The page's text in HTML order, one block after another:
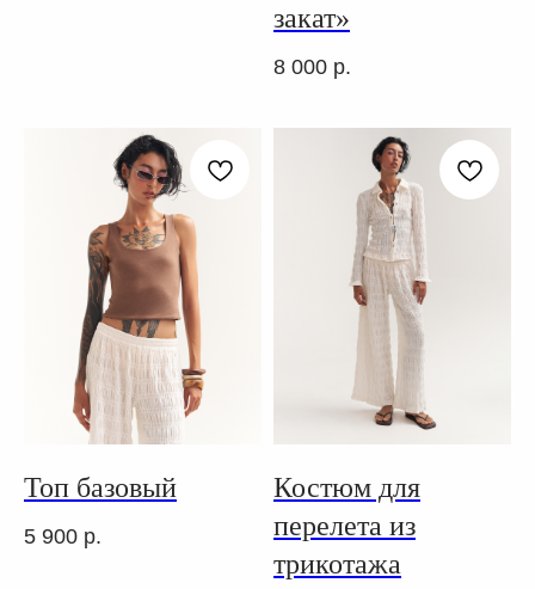
закат»
8 000 р.
Топ базовый
5 900 р.
Костюм для
перелета из
трикотажа